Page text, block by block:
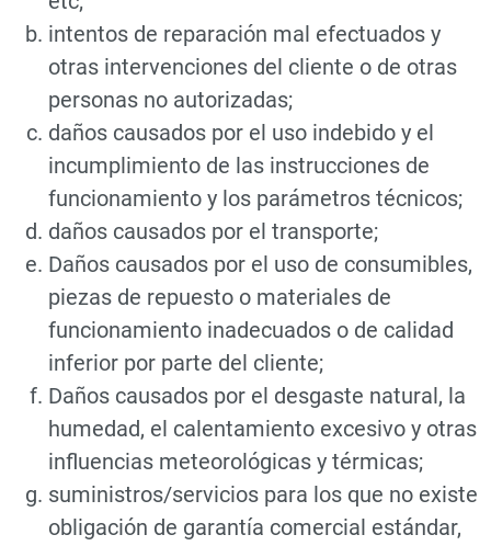
intentos de reparación mal efectuados y
otras intervenciones del cliente o de otras
personas no autorizadas;
daños causados por el uso indebido y el
incumplimiento de las instrucciones de
funcionamiento y los parámetros técnicos;
daños causados por el transporte;
Daños causados por el uso de consumibles,
piezas de repuesto o materiales de
funcionamiento inadecuados o de calidad
inferior por parte del cliente;
Daños causados por el desgaste natural, la
humedad, el calentamiento excesivo y otras
influencias meteorológicas y térmicas;
suministros/servicios para los que no existe
obligación de garantía comercial estándar,